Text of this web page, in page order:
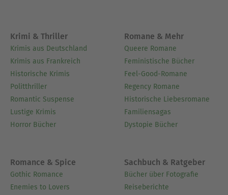
Krimi & Thriller
Krimis aus Deutschland
Krimis aus Frankreich
Historische Krimis
Politthriller
Romantic Suspense
Lustige Krimis
Horror Bücher
Romane & Mehr
Queere Romane
Feministische Bücher
Feel-Good-Romane
Regency Romane
Historische Liebesromane
Familiensagas
Dystopie Bücher
Romance & Spice
Gothic Romance
Enemies to Lovers
Sachbuch & Ratgeber
Bücher über Fotografie
Reiseberichte